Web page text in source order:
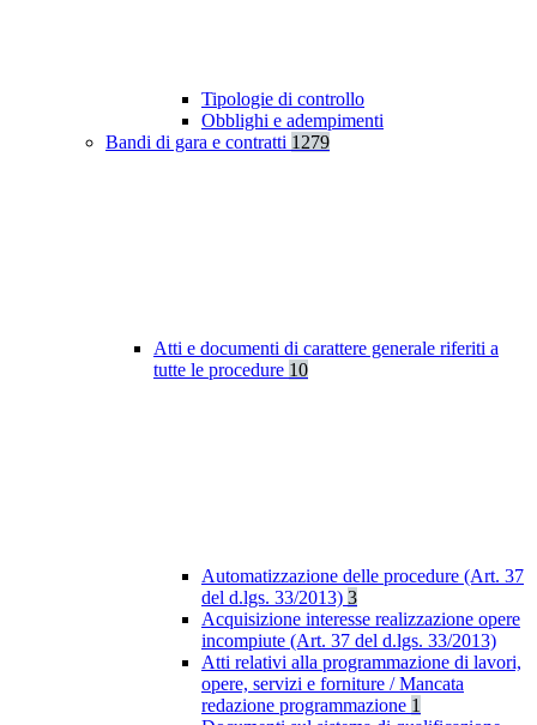
Tipologie di controllo
Obblighi e adempimenti
Bandi di gara e contratti 1279
Atti e documenti di carattere generale riferiti a
tutte le procedure 10
Automatizzazione delle procedure (Art. 37
del d.lgs. 33/2013) 3
Acquisizione interesse realizzazione opere
incompiute (Art. 37 del d.lgs. 33/2013)
Atti relativi alla programmazione di lavori,
opere, servizi e forniture / Mancata
redazione programmazione 1